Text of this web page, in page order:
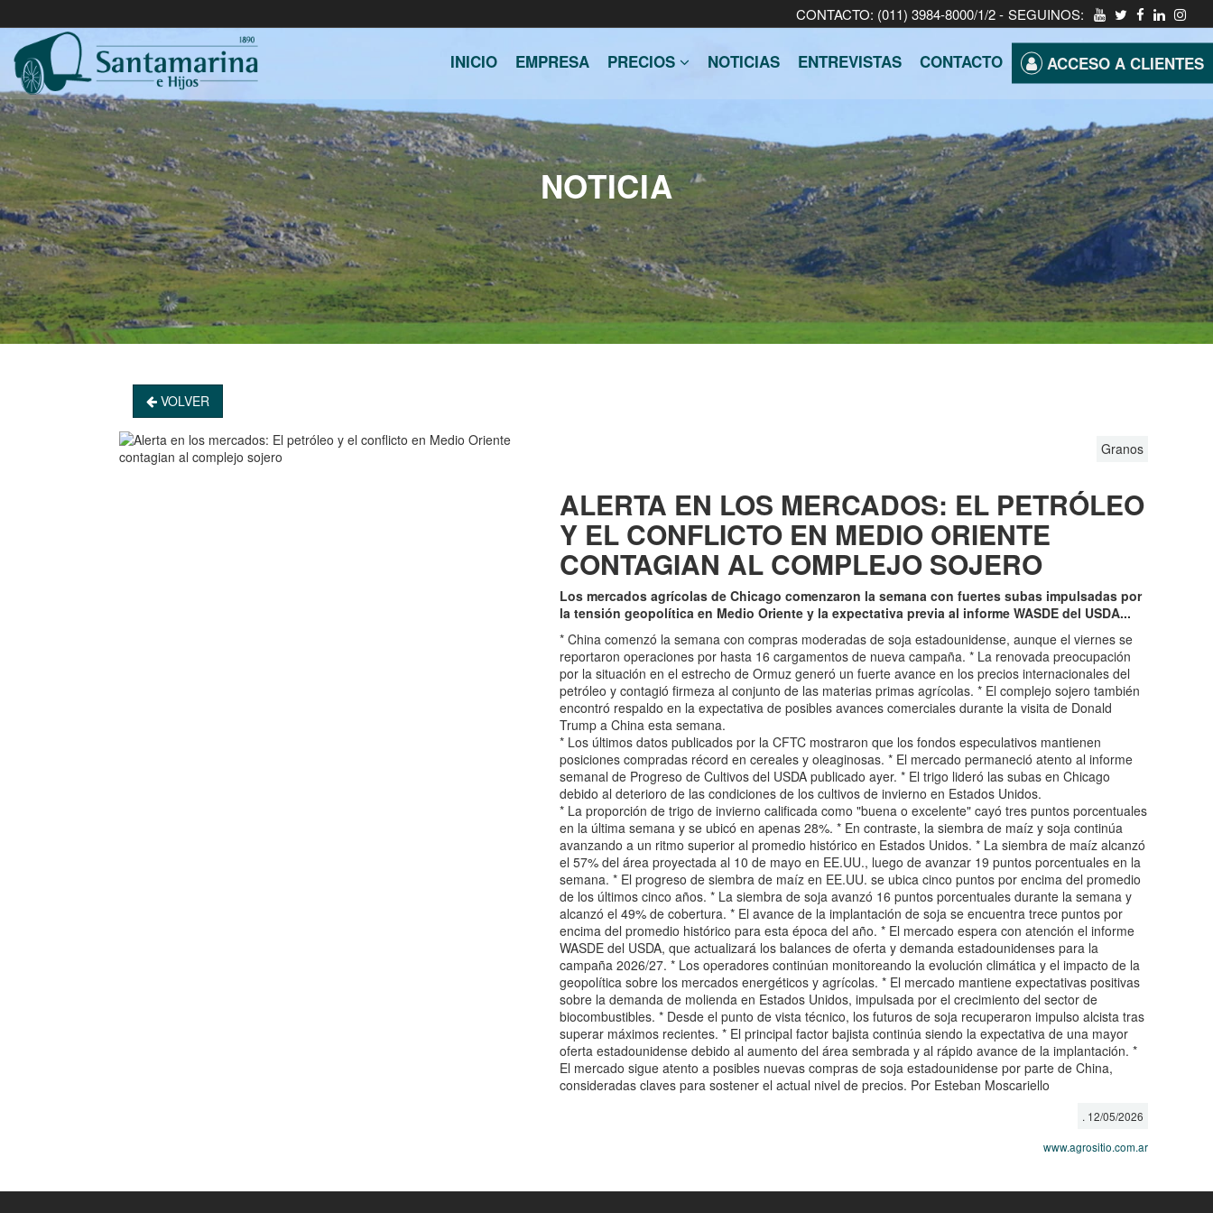
CONTACTO: (011) 3984-8000/1/2 - SEGUINOS:
INICIO EMPRESA PRECIOS NOTICIAS ENTREVISTAS CONTACTO ACCESO A CLIENTES
NOTICIA
VOLVER
Granos
ALERTA EN LOS MERCADOS: EL PETRÓLEO
Y EL CONFLICTO EN MEDIO ORIENTE
CONTAGIAN AL COMPLEJO SOJERO
Los mercados agrícolas de Chicago comenzaron la semana con fuertes subas impulsadas por
la tensión geopolítica en Medio Oriente y la expectativa previa al informe WASDE del USDA...
* China comenzó la semana con compras moderadas de soja estadounidense, aunque el viernes se
reportaron operaciones por hasta 16 cargamentos de nueva campaña. * La renovada preocupación
por la situación en el estrecho de Ormuz generó un fuerte avance en los precios internacionales del
petróleo y contagió firmeza al conjunto de las materias primas agrícolas. * El complejo sojero también
encontró respaldo en la expectativa de posibles avances comerciales durante la visita de Donald
Trump a China esta semana.
* Los últimos datos publicados por la CFTC mostraron que los fondos especulativos mantienen
posiciones compradas récord en cereales y oleaginosas. * El mercado permaneció atento al informe
semanal de Progreso de Cultivos del USDA publicado ayer. * El trigo lideró las subas en Chicago
debido al deterioro de las condiciones de los cultivos de invierno en Estados Unidos.
* La proporción de trigo de invierno calificada como "buena o excelente" cayó tres puntos porcentuales
en la última semana y se ubicó en apenas 28%. * En contraste, la siembra de maíz y soja continúa
avanzando a un ritmo superior al promedio histórico en Estados Unidos. * La siembra de maíz alcanzó
el 57% del área proyectada al 10 de mayo en EE.UU., luego de avanzar 19 puntos porcentuales en la
semana. * El progreso de siembra de maíz en EE.UU. se ubica cinco puntos por encima del promedio
de los últimos cinco años. * La siembra de soja avanzó 16 puntos porcentuales durante la semana y
alcanzó el 49% de cobertura. * El avance de la implantación de soja se encuentra trece puntos por
encima del promedio histórico para esta época del año. * El mercado espera con atención el informe
WASDE del USDA, que actualizará los balances de oferta y demanda estadounidenses para la
campaña 2026/27. * Los operadores continúan monitoreando la evolución climática y el impacto de la
geopolítica sobre los mercados energéticos y agrícolas. * El mercado mantiene expectativas positivas
sobre la demanda de molienda en Estados Unidos, impulsada por el crecimiento del sector de
biocombustibles. * Desde el punto de vista técnico, los futuros de soja recuperaron impulso alcista tras
superar máximos recientes. * El principal factor bajista continúa siendo la expectativa de una mayor
oferta estadounidense debido al aumento del área sembrada y al rápido avance de la implantación. *
El mercado sigue atento a posibles nuevas compras de soja estadounidense por parte de China,
consideradas claves para sostener el actual nivel de precios. Por Esteban Moscariello
. 12/05/2026
www.agrositio.com.ar